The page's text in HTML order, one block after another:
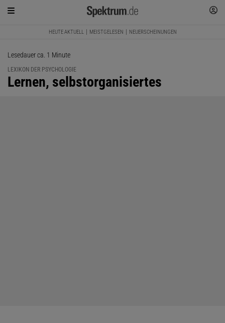
HEUTE AKTUELL MEISTGELESEN NEUERSCHEINUNGEN
Lesedauer ca. 1 Minute
LEXIKON DER PSYCHOLOGIE
:
Lernen, selbstorganisiertes